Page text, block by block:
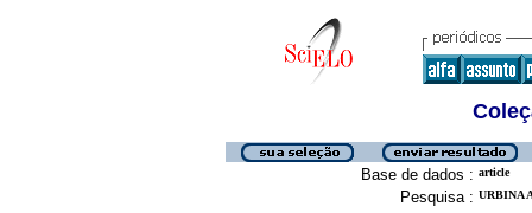
Base de dados : article
Pesquisa : URBINA